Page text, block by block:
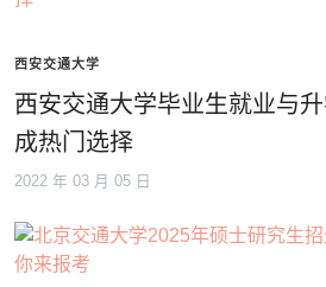
西安交通大学
西安交通大学毕业生就业与
成热门选择
2022 年 03 月 05 日